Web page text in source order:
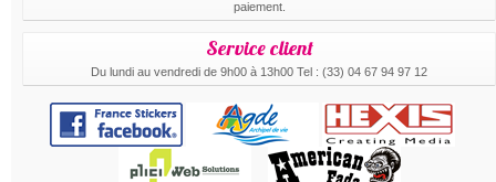
paiement.
Service client
Du lundi au vendredi de 9h00 à 13h00 Tel : (33) 04 67 94 97 12